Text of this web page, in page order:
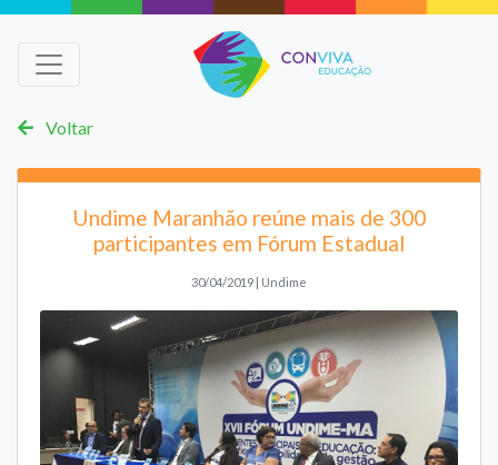
Voltar
Undime Maranhão reúne mais de 300
participantes em Fórum Estadual
30/04/2019 | Undime